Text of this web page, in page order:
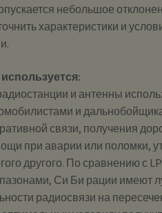
небольшое
характеристики и
используется:
и антенны
и
связи, получения
при аварии или поломки,
другого. По сравнению с
Си Би рации имеют
радиосвязи на